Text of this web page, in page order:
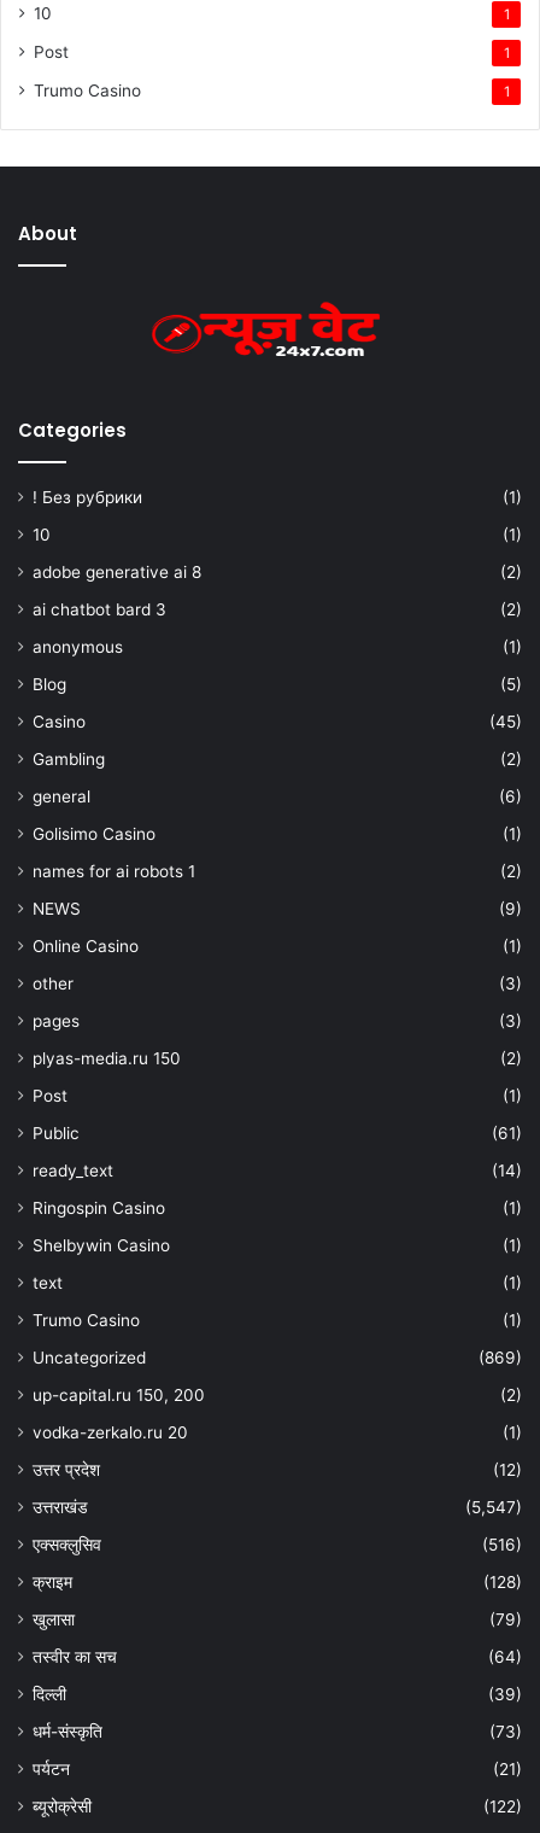
10 1
Post 1
Trumo Casino 1
About
Categories
! Без рубрики
(1)
10
(1)
adobe generative ai 8
(2)
ai chatbot bard 3
(2)
anonymous
(1)
Blog
(5)
Casino
(45)
Gambling
(2)
general
(6)
Golisimo Casino
(1)
names for ai robots 1
(2)
NEWS
(9)
Online Casino
(1)
other
(3)
pages
(3)
plyas-media.ru 150
(2)
Post
(1)
Public
(61)
ready_text
(14)
Ringospin Casino
(1)
Shelbywin Casino
(1)
text
(1)
Trumo Casino
(1)
Uncategorized
(869)
up-capital.ru 150, 200
(2)
vodka-zerkalo.ru 20
(1)
उत्तर प्रदेश
(12)
उत्तराखंड
(5,547)
एक्सक्लुसिव
(516)
क्राइम
(128)
खुलासा
(79)
तस्वीर का सच
(64)
दिल्ली
(39)
धर्म-संस्कृति
(73)
पर्यटन
(21)
ब्यूरोक्रेसी
(122)